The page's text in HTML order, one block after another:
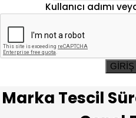
Kullanıcı adımı
GİRİŞ
Marka Tescil